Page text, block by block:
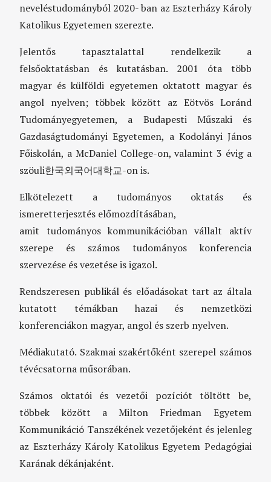
neveléstudományból 2020- ban az Eszterházy Károly
Katolikus Egyetemen szerezte.
Jelentős tapasztalattal rendelkezik a
felsőoktatásban és kutatásban. 2001 óta több
magyar és külföldi egyetemen oktatott magyar és
angol nyelven; többek között az Eötvös Loránd
Tudományegyetemen, a Budapesti Műszaki és
Gazdaságtudományi Egyetemen, a Kodolányi János
Főiskolán, a McDaniel College-on, valamint 3 évig a
szöuli한국외국어대학교-on is.
Elkötelezett a tudományos oktatás és
ismeretterjesztés előmozdításában,
amit tudományos kommunikációban vállalt aktív
szerepe és számos tudományos konferencia
szervezése és vezetése is igazol.
Rendszeresen publikál és előadásokat tart az általa
kutatott témákban hazai és nemzetközi
konferenciákon magyar, angol és szerb nyelven.
Médiakutató. Szakmai szakértőként szerepel számos
tévécsatorna műsorában.
Számos oktatói és vezetői pozíciót töltött be,
többek között a Milton Friedman Egyetem
Kommunikáció Tanszékének vezetőjeként és jelenleg
az Eszterházy Károly Katolikus Egyetem Pedagógiai
Karának dékánjaként.